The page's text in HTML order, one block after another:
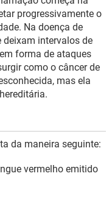
progressivamente o
Na doença de
deixam intervalos de
forma de ataques
como o câncer de
mas ela
da maneira seguinte:
vermelho emitido